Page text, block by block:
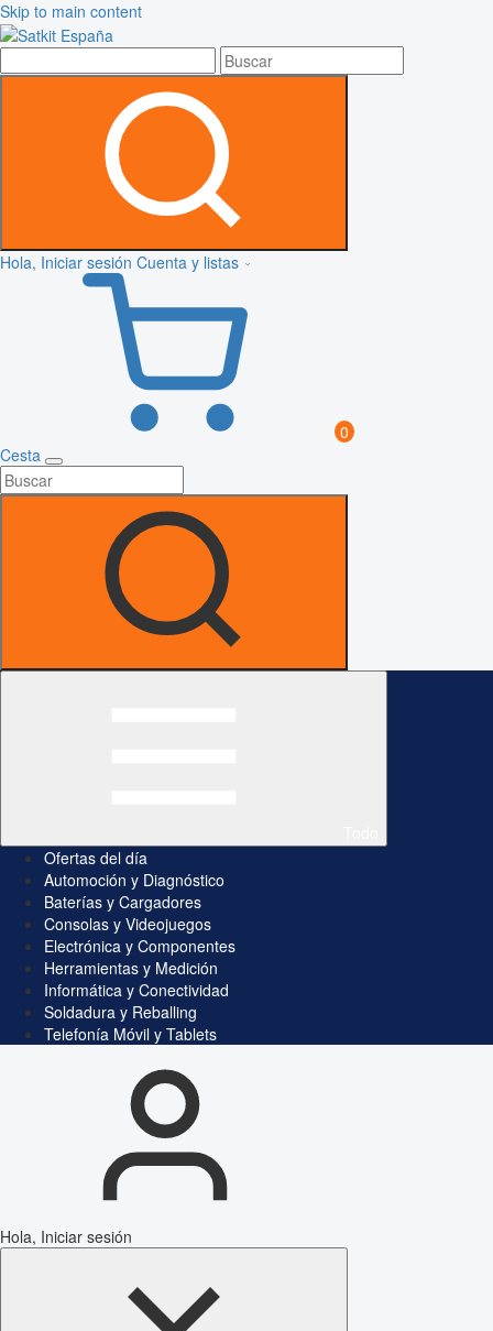
Skip to main content
Hola, Iniciar sesión Cuenta y listas
0
Cesta
Ofertas del día
Automoción y Diagnóstico
Baterías y Cargadores
Consolas y Videojuegos
Electrónica y Componentes
Herramientas y Medición
Informática y Conectividad
Soldadura y Reballing
Telefonía Móvil y Tablets
Hola, Iniciar sesión